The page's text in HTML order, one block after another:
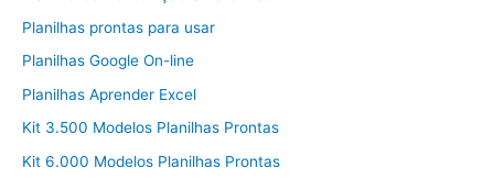
Planilhas prontas para usar
Planilhas Google On-line
Planilhas Aprender Excel
Kit 3.500 Modelos Planilhas Prontas
Kit 6.000 Modelos Planilhas Prontas